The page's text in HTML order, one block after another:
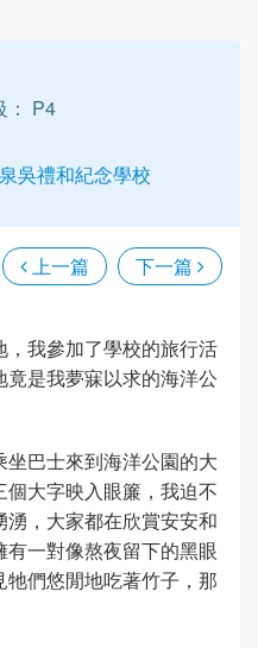
： P4
吳禮和紀念學校
上一篇 下一篇
我參加了學校的旅行活
是我夢寐以求的海洋公
巴士來到海洋公園的大
大字映入眼簾，我迫不
，大家都在欣賞安安和
一對像熬夜留下的黑眼
們悠閒地吃著竹子，那